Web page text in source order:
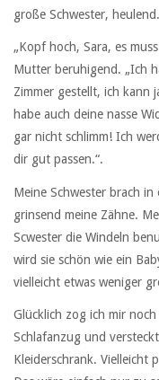
große Schwester, heulend.
„Kopf hoch, Sara, es
Mutter beruhigend. „Ich
Zimmer gestellt, ich kann
habe auch deine nasse
gar nicht schlimm! Ich
dir gut passen.“.
Meine Schwester brach
grinsend meine Zähne.
Scwester die Windeln
wird sie schön wie ein
vielleicht etwas weniger
Glücklich zog ich mir
Schlafanzug und
Kleiderschrank. Vielleicht